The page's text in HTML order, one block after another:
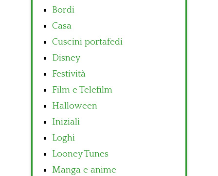
Bordi
Casa
Cuscini portafedi
Disney
Festività
Film e Telefilm
Halloween
Iniziali
Loghi
Looney Tunes
Manga e anime